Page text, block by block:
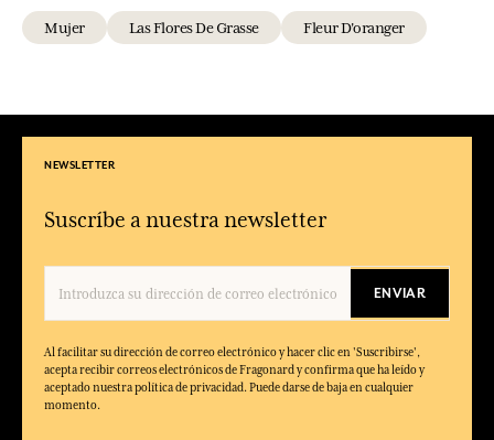
Mujer Las Flores De Grasse Fleur D'oranger
NEWSLETTER
Suscríbe a nuestra newsletter
ENVIAR
Al facilitar su dirección de correo electrónico y hacer clic en 'Suscribirse',
acepta recibir correos electrónicos de Fragonard y confirma que ha leído y
aceptado nuestra política de privacidad. Puede darse de baja en cualquier
momento.